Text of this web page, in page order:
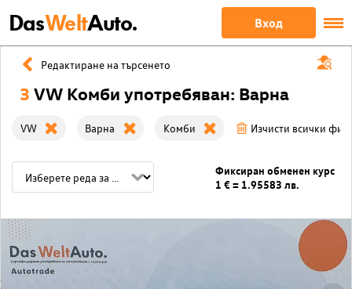
DasWeltAuto. Вход
Редактиране на търсенето
3 VW Комби употребяван: Варна
VW Варна Комби Изчисти всички
Фиксиран обменен курс
1 € = 1.95583 лв.